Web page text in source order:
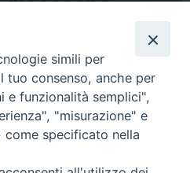
la morte di S.E.R. Mons. Agostino
simili per
tuo consenso, anche per
e funzionalità semplici",
"misurazione" e
specificato nella